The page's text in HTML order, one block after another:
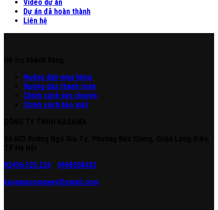
Video dự án
Dự án đã hoàn thành
Liên hệ
Hướng dẫn mua hàng
Hướng dẫn thanh toán
Chính sách vận chuyển
Chính sách bảo mật
02436.525.226
0968268423
kasamacompany@gmail.com